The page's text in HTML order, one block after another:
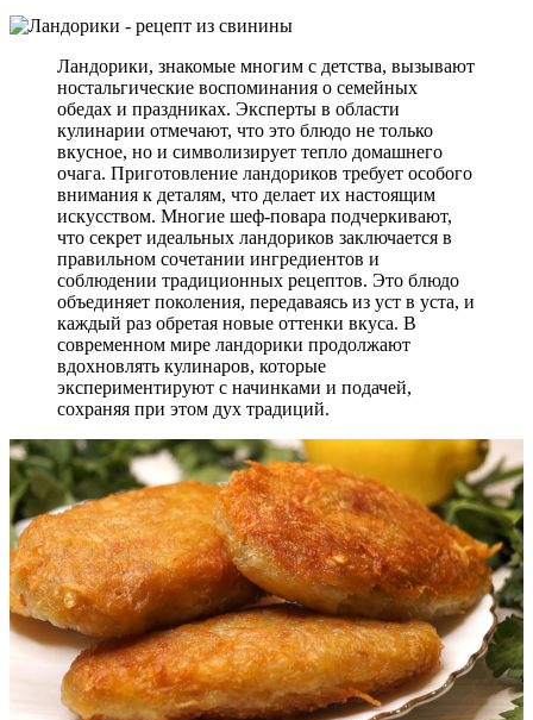
Ландорики, знакомые многим с детства, вызывают
ностальгические воспоминания о семейных
обедах и праздниках. Эксперты в области
кулинарии отмечают, что это блюдо не только
вкусное, но и символизирует тепло домашнего
очага. Приготовление ландориков требует особого
внимания к деталям, что делает их настоящим
искусством. Многие шеф-повара подчеркивают,
что секрет идеальных ландориков заключается в
правильном сочетании ингредиентов и
соблюдении традиционных рецептов. Это блюдо
объединяет поколения, передаваясь из уст в уста, и
каждый раз обретая новые оттенки вкуса. В
современном мире ландорики продолжают
вдохновлять кулинаров, которые
экспериментируют с начинками и подачей,
сохраняя при этом дух традиций.